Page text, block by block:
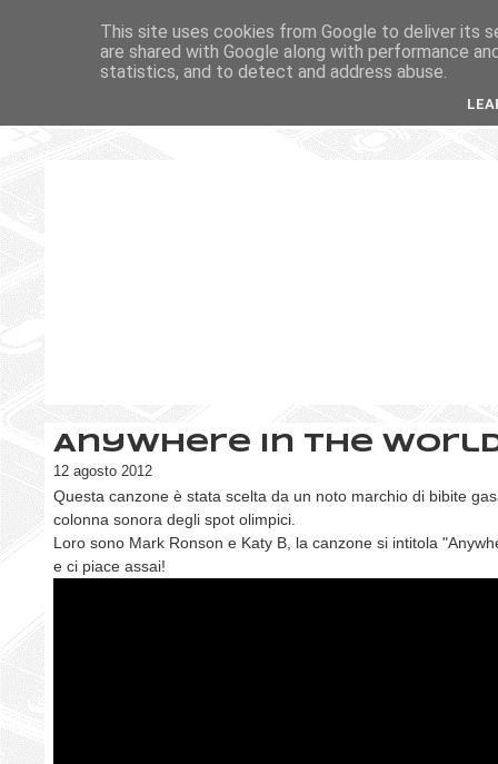
Anywhere in the
12 agosto 2012
Questa canzone è stata scelta da un noto marchio di bibite
colonna sonora degli spot olimpici.
Loro sono Mark Ronson e Katy B, la canzone si intitola
e ci piace assai!
This site uses cookies from Google to deliver its
are shared with Google along with performance
statistics, and to detect and address abuse.